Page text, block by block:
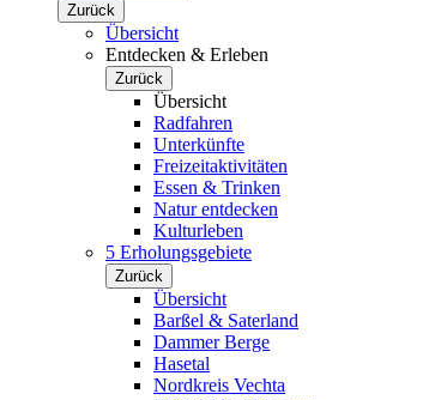
Zurück
Übersicht
Entdecken & Erleben
Zurück
Übersicht
Radfahren
Unterkünfte
Freizeitaktivitäten
Essen & Trinken
Natur entdecken
Kulturleben
5 Erholungsgebiete
Zurück
Übersicht
Barßel & Saterland
Dammer Berge
Hasetal
Nordkreis Vechta